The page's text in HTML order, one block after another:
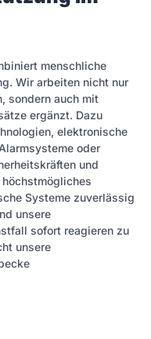
menschliche
Wir arbeiten nicht nur
sondern auch mit
ergänzt. Dazu
elektronische
oder
und
Systeme zuverlässig
unsere
sofort reagieren zu
unsere